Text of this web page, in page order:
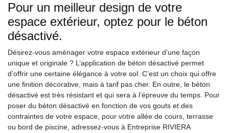
Pour un meilleur design de votre
espace extérieur, optez pour le béton
désactivé.
Désirez-vous aménager votre espace extérieur d’une façon
unique et originale ? L’application de béton désactivé permet
d’offrir une certaine élégance à votre sol. C’est un choix qui offre
une finition décorative, mais à tarif pas cher. En outre, le béton
désactivé est très résistant et qui sera à l’épreuve du temps. Pour
poser du béton désactivé en fonction de vos gouts et des
contraintes de votre espace, pour votre allée de cours, terrasse
ou bord de piscine, adressez-vous à Entreprise RIVIERA